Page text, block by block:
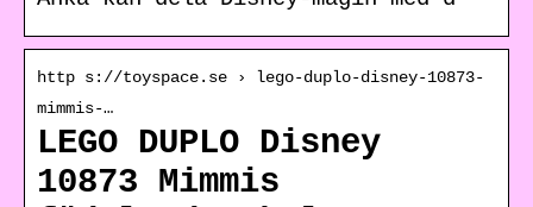
http s://toyspace.se › lego-duplo-disney-10873-
mimmis-…
LEGO DUPLO Disney
10873 Mimmis